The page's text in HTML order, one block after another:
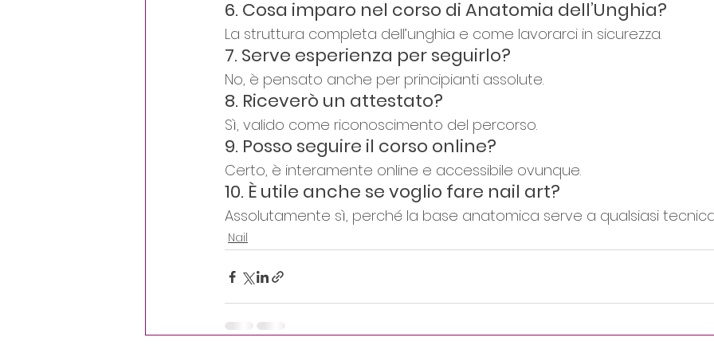
6. Cosa imparo nel corso di Anatomia dell’Unghia?
La struttura completa dell’unghia e come lavorarci in sicurezza.
7. Serve esperienza per seguirlo?
No, è pensato anche per principianti assolute.
8. Riceverò un attestato?
Sì, valido come riconoscimento del percorso.
9. Posso seguire il corso online?
Certo, è interamente online e accessibile ovunque.
10. È utile anche se voglio fare nail art?
Assolutamente sì, perché la base anatomica serve a qualsiasi
Nail